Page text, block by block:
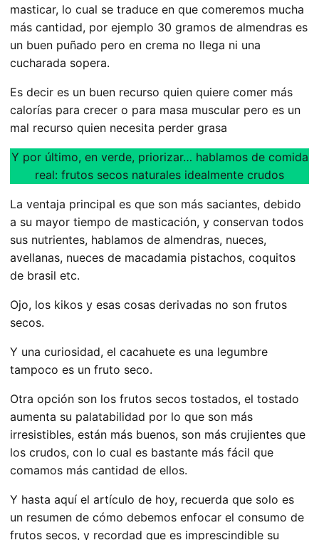
masticar, lo cual se traduce en que comeremos mucha
más cantidad, por ejemplo 30 gramos de almendras es
un buen puñado pero en crema no llega ni una
cucharada sopera.
Es decir es un buen recurso quien quiere comer más
calorías para crecer o para masa muscular pero es un
mal recurso quien necesita perder grasa
Y por último, en verde, priorizar… hablamos de comida
real: frutos secos naturales idealmente crudos
La ventaja principal es que son más saciantes, debido
a su mayor tiempo de masticación, y conservan todos
sus nutrientes, hablamos de almendras, nueces,
avellanas, nueces de macadamia pistachos, coquitos
de brasil etc.
Ojo, los kikos y esas cosas derivadas no son frutos
secos.
Y una curiosidad, el cacahuete es una legumbre
tampoco es un fruto seco.
Otra opción son los frutos secos tostados, el tostado
aumenta su palatabilidad por lo que son más
irresistibles, están más buenos, son más crujientes que
los crudos, con lo cual es bastante más fácil que
comamos más cantidad de ellos.
Y hasta aquí el artículo de hoy, recuerda que solo es
un resumen de cómo debemos enfocar el consumo de
frutos secos, y recordad que es imprescindible su